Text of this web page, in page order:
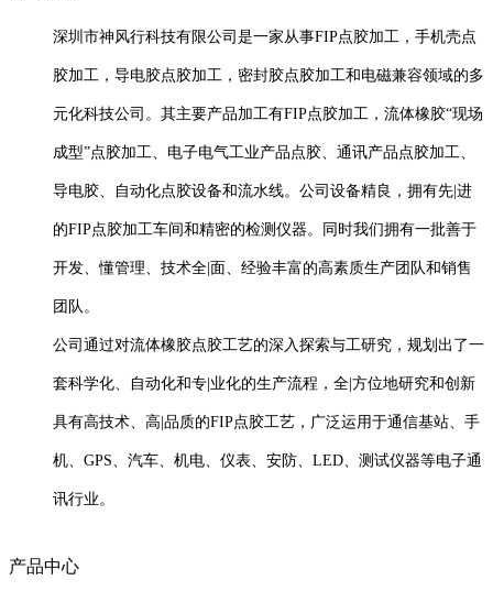
深圳市神风行科技有限公司是一家从事FIP点胶加工，手机壳点
胶加工，导电胶点胶加工，密封胶点胶加工和电磁兼容领域的多
元化科技公司。其主要产品加工有FIP点胶加工，流体橡胶“现场
成型”点胶加工、电子电气工业产品点胶、通讯产品点胶加工、
导电胶、自动化点胶设备和流水线。公司设备精良，拥有先|进
的FIP点胶加工车间和精密的检测仪器。同时我们拥有一批善于
开发、懂管理、技术全|面、经验丰富的高素质生产团队和销售
团队。
公司通过对流体橡胶点胶工艺的深入探索与工研究，规划出了一
套科学化、自动化和专|业化的生产流程，全|方位地研究和创新
具有高技术、高|品质的FIP点胶工艺，广泛运用于通信基站、手
机、GPS、汽车、机电、仪表、安防、LED、测试仪器等电子通
讯行业。
产品中心